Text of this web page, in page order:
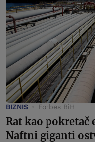
BIZNIS Forbes BiH
Rat kao pokretač
Naftni giganti